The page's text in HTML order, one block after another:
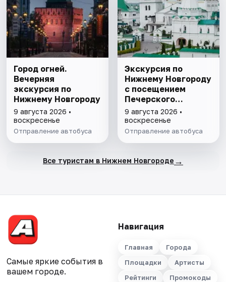
Город огней.
Вечерняя
экскурсия по
Нижнему Новгороду
9 августа 2026 •
воскресенье
Отправление автобуса
Экскурсия по
Нижнему Новгороду
с посещением
Печерского
монастыря и
канатной дороги
9 августа 2026 •
воскресенье
Отправление автобуса
Все туристам в Нижнем Новгороде →
Самые яркие события в
вашем городе.
Навигация
Главная
Города
Площадки
Артисты
Рейтинги
Промокоды